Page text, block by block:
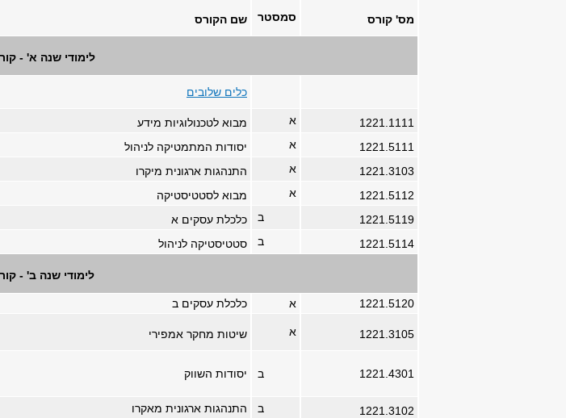
מס' קורס סמסטר שם הקורס
לימודי שנה א' -
כלים שלובים
1221.1111 א מבוא לטכנולוגיות מידע
1221.5111
א יסודות המתמטיקה לניהול
1221.3103
א התנהגות ארגונית מיקרו
1221.5112
א מבוא לסטטיסטיקה
1221.5119
ב כלכלת עסקים א
1221.5114
ב סטטיסטיקה לניהול
לימודי שנה ב' -
1221.5120 א כלכלת עסקים ב
1221.3105 א שיטות מחקר אמפירי
1221.4301 ב יסודות השווק
1221.3102
ב התנהגות ארגונית מאקרו